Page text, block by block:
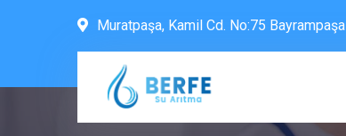
Muratpaşa, Kamil Cd. No:75 Bayrampaşa